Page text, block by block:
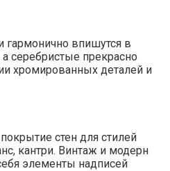
гармонично впишутся в
серебристые прекрасно
хромированных деталей и
стен для стилей
кантри. Винтаж и модерн
элементы надписей